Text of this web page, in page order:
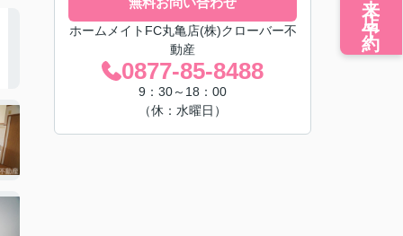
ホームメイトFC丸亀店(株)クローバー不
動産
0877-85-8488
9：30～18：00
（休：水曜日）